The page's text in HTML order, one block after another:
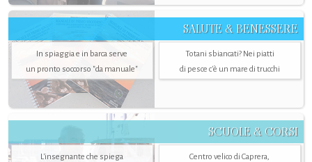
SALUTE & BENESSERE
In spiaggia e in barca serve
un pronto soccorso "da manuale"
Totani sbiancati? Nei piatti
di pesce c'è un mare di trucchi
SCUOLE & CORSI
L'insegnante che spiega
Centro velico di Caprera,